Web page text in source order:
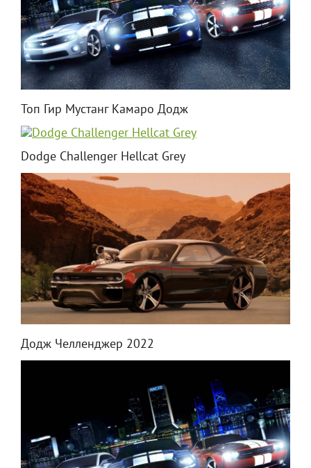
Топ Гир Мустанг Камаро Додж
Dodge Challenger Hellcat Grey
Додж Челленджер 2022